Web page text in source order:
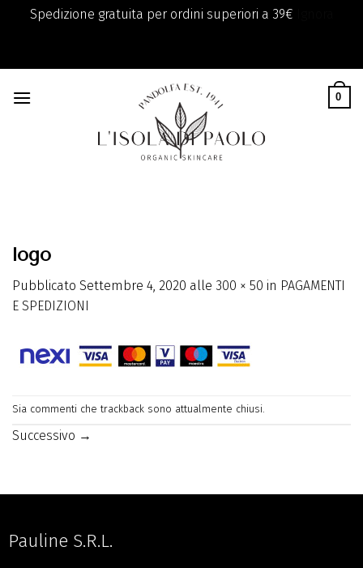
Spedizione gratuita per ordini superiori a 39€
content
0
logo
Pubblicato Settembre 4, 2020 alle 300 × 50 in PAGAMENTI
E SPEDIZIONI
Sia commenti che trackback sono attualmente chiusi.
Successivo →
Pauline S.R.L.